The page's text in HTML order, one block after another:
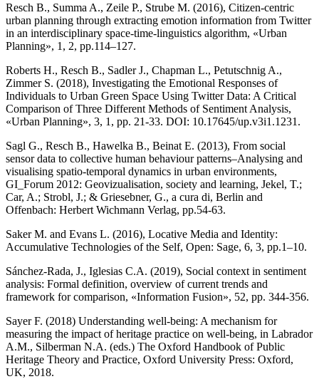
Resch B., Summa A., Zeile P., Strube M. (2016), Citizen-centric
urban planning through extracting emotion information from Twitter
in an interdisciplinary space-time-linguistics algorithm, «Urban
Planning», 1, 2, pp.114–127.
Roberts H., Resch B., Sadler J., Chapman L., Petutschnig A.,
Zimmer S. (2018), Investigating the Emotional Responses of
Individuals to Urban Green Space Using Twitter Data: A Critical
Comparison of Three Different Methods of Sentiment Analysis,
«Urban Planning», 3, 1, pp. 21-33. DOI: 10.17645/up.v3i1.1231.
Sagl G., Resch B., Hawelka B., Beinat E. (2013), From social
sensor data to collective human behaviour patterns–Analysing and
visualising spatio-temporal dynamics in urban environments,
GI_Forum 2012: Geovizualisation, society and learning, Jekel, T.;
Car, A.; Strobl, J.; & Griesebner, G., a cura di, Berlin and
Offenbach: Herbert Wichmann Verlag, pp.54-63.
Saker M. and Evans L. (2016), Locative Media and Identity:
Accumulative Technologies of the Self, Open: Sage, 6, 3, pp.1–10.
Sánchez-Rada, J., Iglesias C.A. (2019), Social context in sentiment
analysis: Formal definition, overview of current trends and
framework for comparison, «Information Fusion», 52, pp. 344-356.
Sayer F. (2018) Understanding well-being: A mechanism for
measuring the impact of heritage practice on well-being, in Labrador
A.M., Silberman N.A. (eds.) The Oxford Handbook of Public
Heritage Theory and Practice, Oxford University Press: Oxford,
UK, 2018.